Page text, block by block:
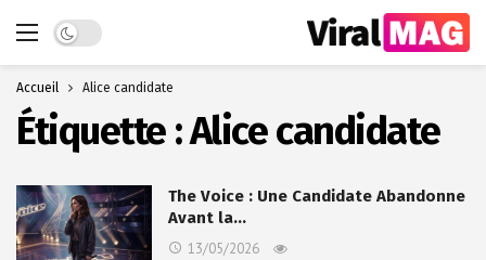
Dark mode
Accueil Alice candidate
Étiquette :Alice candidate
The Voice : Une Candidate Abandonne
Avant la…
13/05/2026